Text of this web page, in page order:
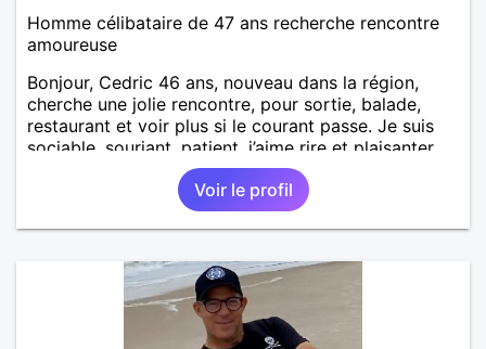
Homme célibataire de 47 ans recherche rencontre
amoureuse
Bonjour, Cedric 46 ans, nouveau dans la région,
cherche une jolie rencontre, pour sortie, balade,
restaurant et voir plus si le courant passe. Je suis
sociable, souriant, patient, j’aime rire et plaisanter..
Voir le profil